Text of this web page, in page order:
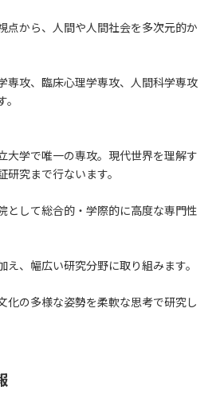
点から、人間や人間社会を多次元的か
専攻、臨床心理学専攻、人間科学専攻
大学で唯一の専攻。現代世界を理解す
究まで行ないます。
として総合的・学際的に高度な専門性
、幅広い研究分野に取り組みます。
の多様な姿勢を柔軟な思考で研究し